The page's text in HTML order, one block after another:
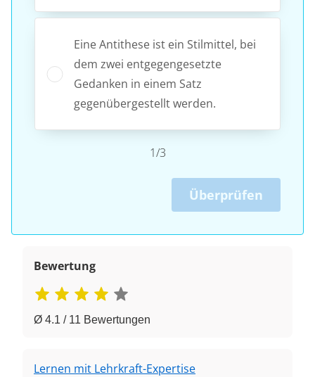
Eine Antithese ist ein Stilmittel, bei
dem zwei entgegengesetzte
Gedanken in einem Satz
gegenübergestellt werden.
1/3
Überprüfen
Bewertung
Ø 4.1 / 11 Bewertungen
Lernen mit Lehrkraft-Expertise